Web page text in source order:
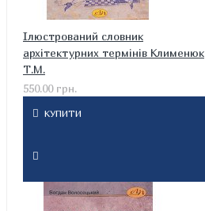
Ілюстрований словник
архітектурних термінів Клименюк
Т.М.
550.00 грн.
КУПИТИ